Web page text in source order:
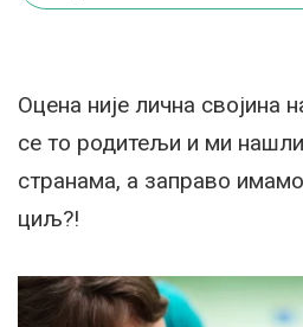
Оцена није лична својина
се то родитељи и ми
странама, а заправо
циљ?!